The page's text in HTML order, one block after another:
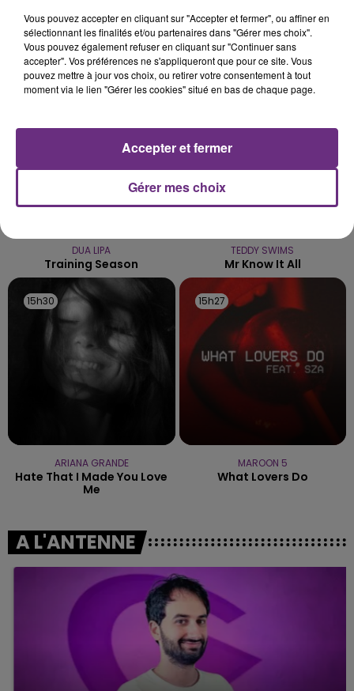
fermer ses portes.
TITRES DIFFUSÉS
15h39
15h39
DUA LIPA
Training Season
15h36
15h36
TEDDY SWIMS
Mr Know It All
15h30
15h30
ARIANA GRANDE
Hate That I Made You Love
Me
15h27
15h27
MAROON 5
What Lovers Do
A L'ANTENNE
Vous pouvez accepter en cliquant sur "Accepter et fermer", ou affiner en
sélectionnant les finalités et/ou partenaires dans "Gérer mes choix".
Vous pouvez également refuser en cliquant sur "Continuer sans
accepter". Vos préférences ne s'appliqueront que pour ce site. Vous
pouvez mettre à jour vos choix, ou retirer votre consentement à tout
moment via le lien "Gérer les cookies" situé en bas de chaque page.
Gérer mes choix
Accepter et fermer